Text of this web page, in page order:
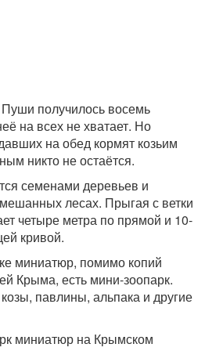
получилось восемь
на всех не хватает. Но
на обед кормят козьим
никто не остаётся.
семенами деревьев и
лесах. Прыгая с ветки
четыре метра по прямой и 10-
кривой.
миниатюр, помимо копий
Крыма, есть мини-зоопарк.
павлины, альпака и другие
миниатюр на Крымском